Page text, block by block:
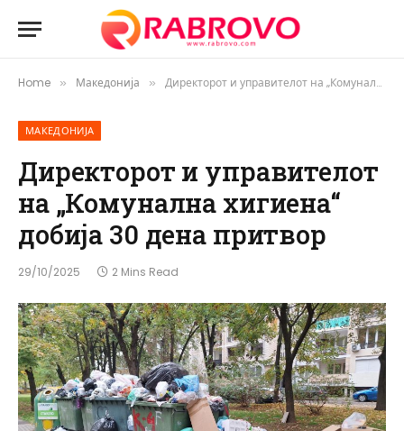
Home » Македонија » Директорот и управителот на „Комунална хигиена“ добија 30 дена притвор
МАКЕДОНИЈА
Директорот и управителот
на „Комунална хигиена“
добија 30 дена притвор
29/10/2025 2 Mins Read